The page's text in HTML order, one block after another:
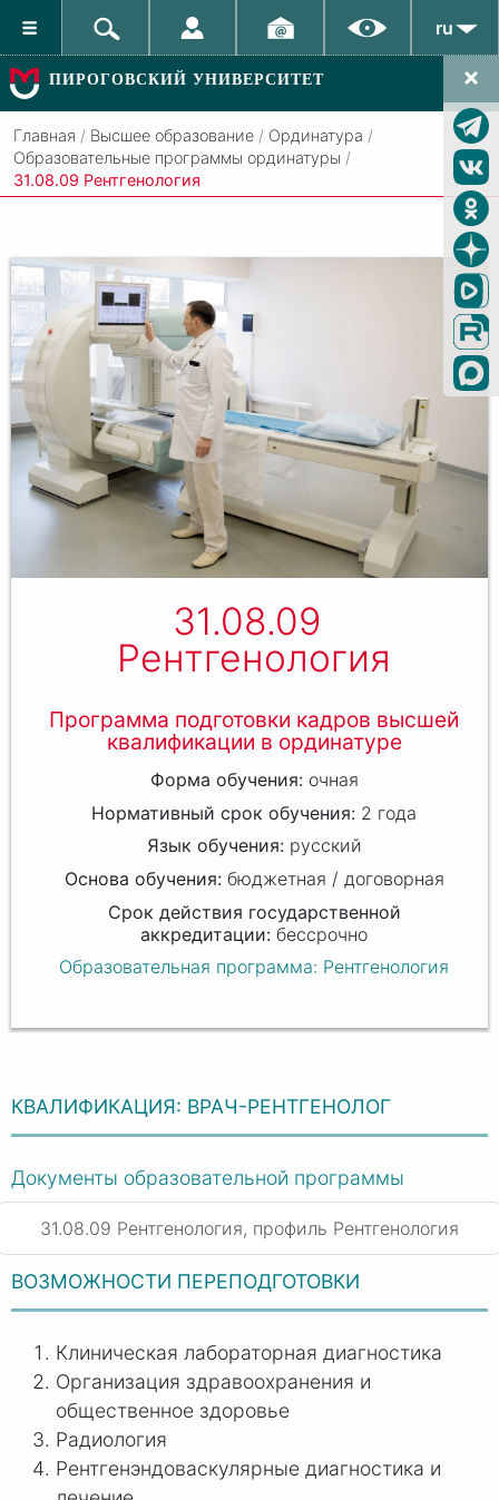
ru
ПИРОГОВСКИЙ УНИВЕРСИТЕТ
Главная / Высшее образование / Ординатура /
Образовательные программы ординатуры /
31.08.09 Рентгенология
31.08.09
Рентгенология
Программа подготовки кадров высшей
квалификации в ординатуре
очная
2 года
русский
бюджетная / договорная
бессрочно
Образовательная программа: Рентгенология
КВАЛИФИКАЦИЯ: ВРАЧ-РЕНТГЕНОЛОГ
Документы образовательной программы
31.08.09 Рентгенология, профиль Рентгенология
ВОЗМОЖНОСТИ ПЕРЕПОДГОТОВКИ
Клиническая лабораторная диагностика
Организация здравоохранения и
общественное здоровье
Радиология
Рентгенэндоваскулярные диагностика и